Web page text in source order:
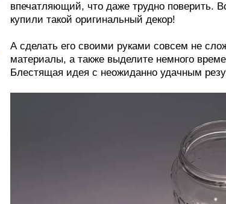
впечатляющий, что даже трудно поверить.
купили такой оригинальный декор!
А сделать его своими руками совсем не
материалы, а также выделите немного
Блестящая идея с неожиданно удачным